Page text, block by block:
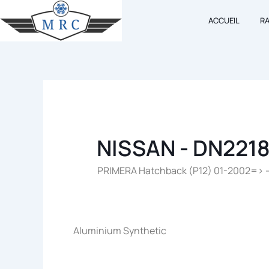
au
ACCUEIL
NISSAN -
PRIMERA Hatchback (P12) 01-2002=> –
Aluminium Synthetic